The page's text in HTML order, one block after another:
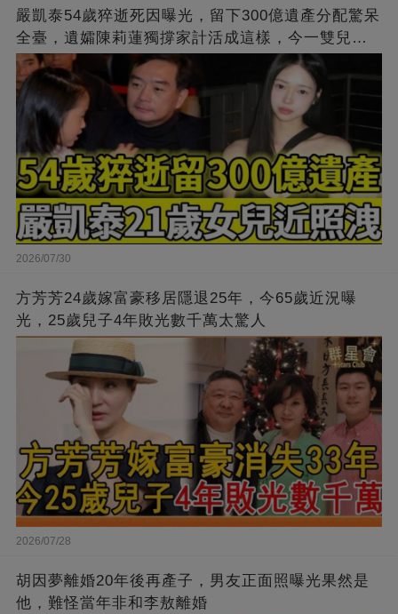
嚴凱泰54歲猝逝死因曝光，留下300億遺產分配驚呆
全臺，遺孀陳莉蓮獨撐家計活成這樣，今一雙兒女
正面照流出太意外
2026/07/30
方芳芳24歲嫁富豪移居隱退25年，今65歲近況曝
光，25歲兒子4年敗光數千萬太驚人
2026/07/28
胡因夢離婚20年後再產子，男友正面照曝光果然是
他，難怪當年非和李敖離婚